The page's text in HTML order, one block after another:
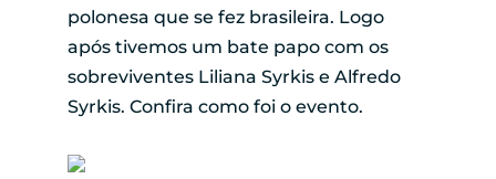
polonesa que se fez brasileira. Logo
após tivemos um bate papo com os
sobreviventes Liliana Syrkis e Alfredo
Syrkis. Confira como foi o evento.